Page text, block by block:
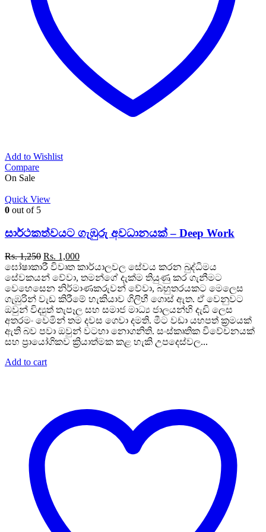
Add to Wishlist
Compare
On Sale
Quick View
0 out of 5
සාර්ථකත්වයට ගැඹුරු අවධානයක් – Deep Work
Rs.1,250 Original
price
was:
Rs. 1,250.
Rs. 1,000Current
price
is:
Rs. 1,000.
ඝෝෂාකාරී විවෘත කාර්යාලවල සේවය කරන බුද්ධිමය
සේවකයන් වේවා, තමන්ගේ දැක්ම තියුණු කර ගැනීමට
වෙහෙසෙන නිර්මාණකරුවන් වේවා, බහුතරයකට මෙලෙස
ගැඹුරින් වැඩ කිරීමේ හැකියාව ගිලිහී ගොස් ඇත. ඒ වෙනුවට
ඔවුන් විද්‍යුත් තැපෑල සහ සමාජ මාධ්‍ය ජාලයන්හි දැඩි ලෙස
අතරමං වෙමින් තම දවස ගෙවා දමති. මීට වඩා යහපත් ක්‍රමයක්
ඇති බව පවා ඔවුන් වටහා නොගනිති. සංස්කෘතික විවේචනයක්
සහ ප්‍රායෝගිකව ක්‍රියාත්මක කළ හැකි උපදෙස්වල...
Add to cart